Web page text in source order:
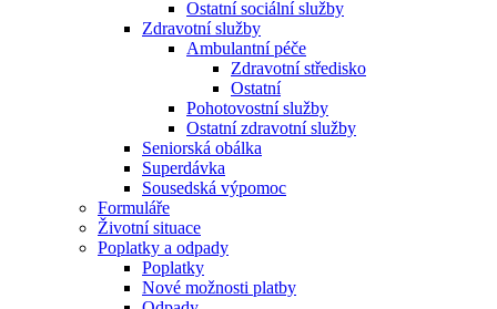
Ostatní sociální služby
Zdravotní služby
Ambulantní péče
Zdravotní středisko
Ostatní
Pohotovostní služby
Ostatní zdravotní služby
Seniorská obálka
Superdávka
Sousedská výpomoc
Formuláře
Životní situace
Poplatky a odpady
Poplatky
Nové možnosti platby